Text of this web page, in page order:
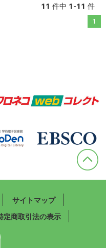
11 件中 1-11 件
1
サイトマップ
定商取引法の表示